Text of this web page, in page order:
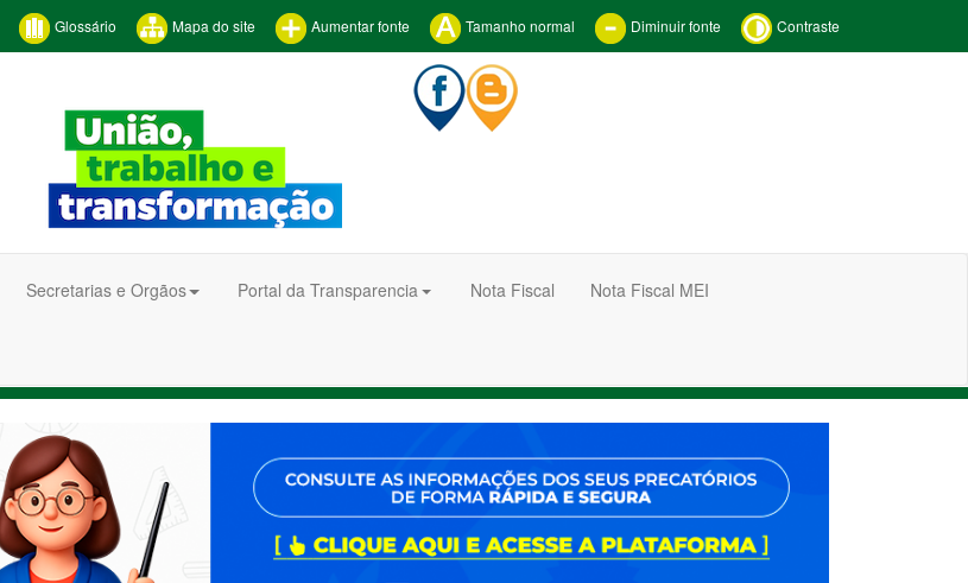
Glossário Mapa do site Aumentar fonte Tamanho normal Diminuir fonte Contraste
Secretarias e Orgãos Portal da Transparencia Nota Fiscal Nota Fiscal MEI